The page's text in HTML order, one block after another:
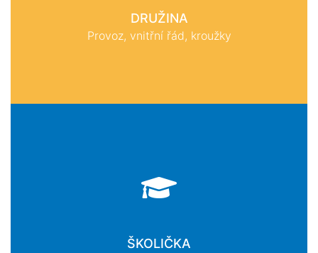
DRUŽINA
Provoz, vnitřní řád, kroužky
ŠKOLIČKA